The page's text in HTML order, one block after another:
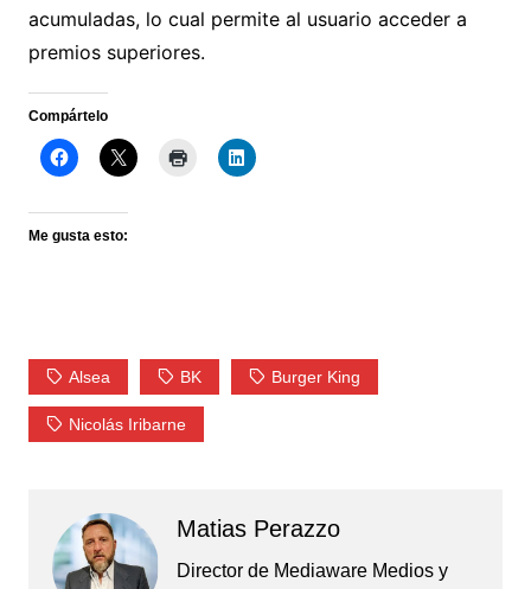
acumuladas, lo cual permite al usuario acceder a
premios superiores.
Compártelo
Me gusta esto:
Alsea BK Burger King
Nicolás Iribarne
Matias Perazzo
Director de Mediaware Medios y